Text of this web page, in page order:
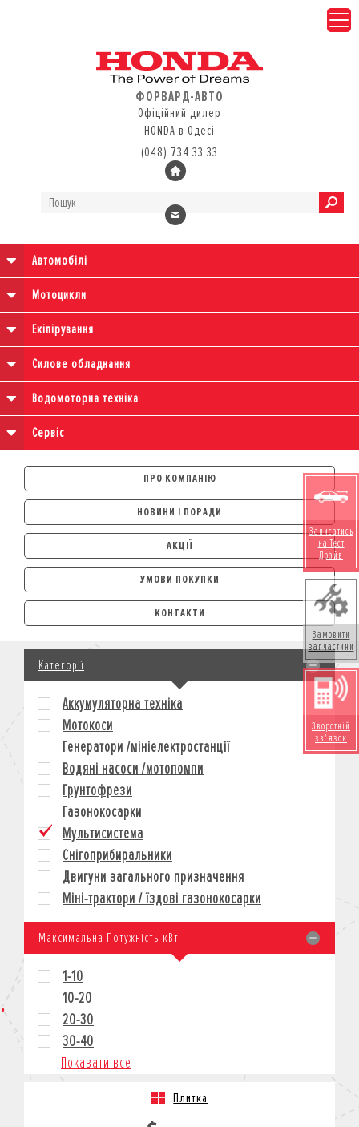
ФОРВАРД-АВТО
Офіційний дилер
HONDA в Одесі
(048) 734 33 33
Автомобілі
Мотоцикли
Екіпірування
Силове обладнання
Водомоторна техніка
Сервіс
ПРО КОМПАНІЮ
НОВИНИ І ПОРАДИ
АКЦІЇ
УМОВИ ПОКУПКИ
АВТОМОБІЛІ
ЛІЗИНГ
КРЕДИТ
СТРАХУВАННЯ
КОРПОРАТИВНИМ КЛІЄНТАМ
МОТОЦИКЛИ
КРЕДИТ
СТРАХУВАННЯ
КОРПОРАТИВНИМ КЛІЄНТАМ
КОНТАКТИ
Записатись
на Тест
Драйв
Замовити
запчастини
Зворотній
зв'язок
Категорії
Аккумуляторна техніка
Мотокоси
Генератори /мініелектростанції
Водяні насоси /мотопомпи
Грунтофрези
Газонокосарки
Мультисистема
Снігоприбиральники
Двигуни загального призначення
Міні-трактори / їздові газонокосарки
Максимальна Потужність кВт
1-10
10-20
20-30
30-40
Показати все
Плитка